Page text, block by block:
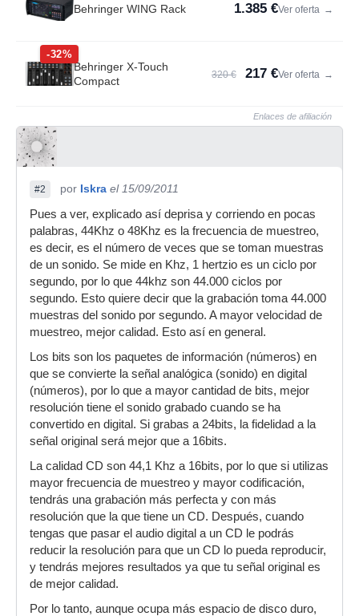
Behringer WING Rack 1.385 €Ver oferta →
-32%
Behringer X-Touch
Compact
320 € 217 €Ver oferta →
Enlaces de afiliación
#2 por Iskra el 15/09/2011
Pues a ver, explicado así deprisa y corriendo en pocas
palabras, 44Khz o 48Khz es la frecuencia de muestreo,
es decir, es el número de veces que se toman muestras
de un sonido. Se mide en Khz, 1 hertzio es un ciclo por
segundo, por lo que 44khz son 44.000 ciclos por
segundo. Esto quiere decir que la grabación toma 44.000
muestras del sonido por segundo. A mayor velocidad de
muestreo, mejor calidad. Esto así en general.
Los bits son los paquetes de información (números) en
que se convierte la señal analógica (sonido) en digital
(números), por lo que a mayor cantidad de bits, mejor
resolución tiene el sonido grabado cuando se ha
convertido en digital. Si grabas a 24bits, la fidelidad a la
señal original será mejor que a 16bits.
La calidad CD son 44,1 Khz a 16bits, por lo que si utilizas
mayor frecuencia de muestreo y mayor codificación,
tendrás una grabación más perfecta y con más
resolución que la que tiene un CD. Después, cuando
tengas que pasar el audio digital a un CD le podrás
reducir la resolución para que un CD lo pueda reproducir,
y tendrás mejores resultados ya que tu señal original es
de mejor calidad.
Por lo tanto, aunque ocupa más espacio de disco duro,